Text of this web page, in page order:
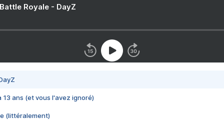
Royale - DayZ
13 ans (et vous l'avez ignoré)
(littéralement)